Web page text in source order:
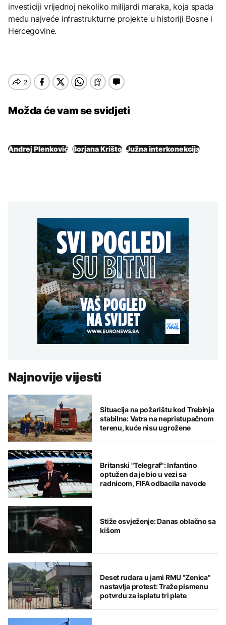
investiciji vrijednoj nekoliko milijardi maraka, koja spada
među najveće infrastrukturne projekte u historiji Bosne i
Hercegovine.
Možda će vam se svidjeti
Andrej Plenković Borjana Krišto Južna interkonekcija
Najnovije vijesti
Situacija na požarištu kod Trebinja
stabilna: Vatra na nepristupačnom
terenu, kuće nisu ugrožene
Britanski "Telegraf": Infantino
optužen da je bio u vezi sa
radnicom, FIFA odbacila navode
Stiže osvježenje: Danas oblačno sa
kišom
Deset rudara u jami RMU "Zenica"
nastavlja protest: Traže pismenu
potvrdu za isplatu tri plate